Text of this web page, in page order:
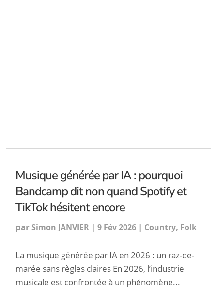
Musique générée par IA : pourquoi
Bandcamp dit non quand Spotify et
TikTok hésitent encore
parSimon JANVIER | 9 Fév 2026 | Country, Folk
La musique générée par IA en 2026 : un raz-de-
marée sans règles claires En 2026, l’industrie
musicale est confrontée à un phénomène...